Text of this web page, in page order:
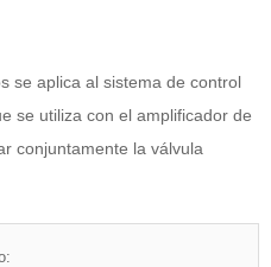
se aplica al sistema de control
se utiliza con el amplificador de
conjuntamente la válvula